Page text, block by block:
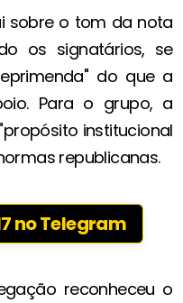
sobre o tom da nota
os signatários, se
do que a
Para o grupo, a
institucional
republicanas.
no Telegram
reconheceu o